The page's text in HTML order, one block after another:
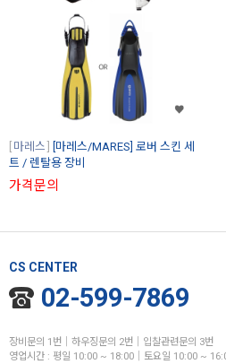
마레스
[마레스/MARES] 로버 스킨 세
트 / 렌탈용 장비
가격문의
CS CENTER
02-599-7869
장비문의 1번│하우징문의 2번│입찰관련문의 3번
영업시간 : 평일 10:00 ~ 18:00│토요일 10:00 ~